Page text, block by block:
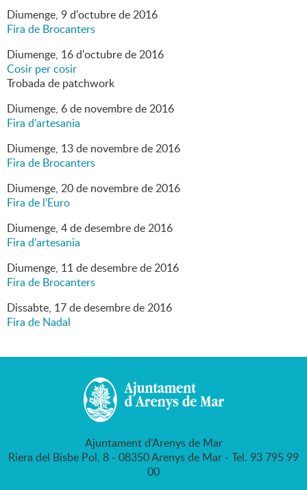
Diumenge, 9d'octubrede2016
Fira de Brocanters
Diumenge, 16d'octubrede2016
Cosir per cosir
Trobada de patchwork
Diumenge, 6de novembrede2016
Fira d'artesania
Diumenge, 13de novembrede2016
Fira de Brocanters
Diumenge, 20de novembrede2016
Fira de l'Euro
Diumenge, 4dedesembrede2016
Fira d'artesania
Diumenge, 11dedesembrede2016
Fira de Brocanters
Dissabte, 17dedesembrede2016
Fira de Nadal
Ajuntament d'Arenys de Mar
Riera del Bisbe Pol, 8 - 08350 Arenys de Mar - Tel. 93 795 99
00